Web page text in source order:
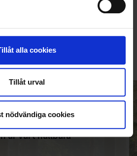
alla cookies
Tillåt urval
nödvändiga cookies
nämnaren i
är vårt hållbara